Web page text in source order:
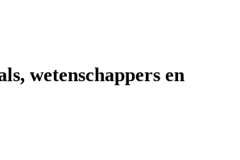
wetenschappers en